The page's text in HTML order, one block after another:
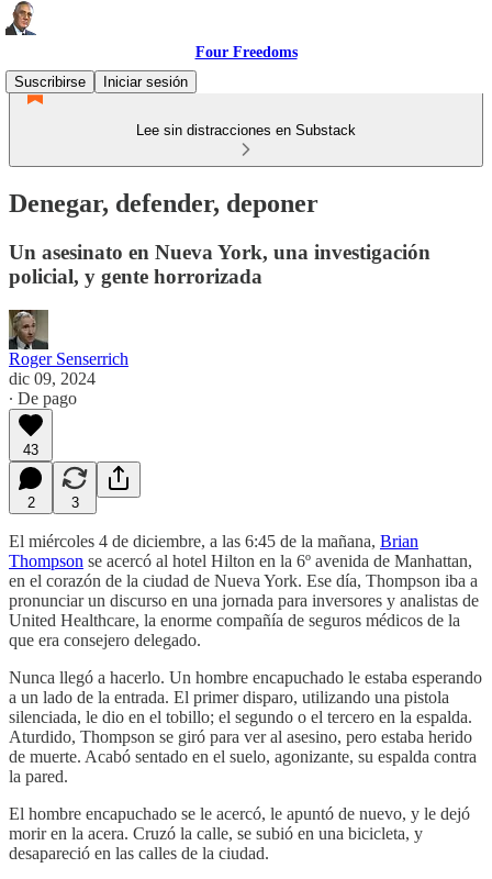
Four Freedoms
Suscribirse
Iniciar sesión
Lee sin distracciones en Substack
Denegar, defender, deponer
Un asesinato en Nueva York, una investigación
policial, y gente horrorizada
Roger Senserrich
dic 09, 2024
∙ De pago
43
2 3
El miércoles 4 de diciembre, a las 6:45 de la mañana, Brian
Thompson se acercó al hotel Hilton en la 6º avenida de Manhattan,
en el corazón de la ciudad de Nueva York. Ese día, Thompson iba a
pronunciar un discurso en una jornada para inversores y analistas de
United Healthcare, la enorme compañía de seguros médicos de la
que era consejero delegado.
Nunca llegó a hacerlo. Un hombre encapuchado le estaba esperando
a un lado de la entrada. El primer disparo, utilizando una pistola
silenciada, le dio en el tobillo; el segundo o el tercero en la espalda.
Aturdido, Thompson se giró para ver al asesino, pero estaba herido
de muerte. Acabó sentado en el suelo, agonizante, su espalda contra
la pared.
El hombre encapuchado se le acercó, le apuntó de nuevo, y le dejó
morir en la acera. Cruzó la calle, se subió en una bicicleta, y
desapareció en las calles de la ciudad.